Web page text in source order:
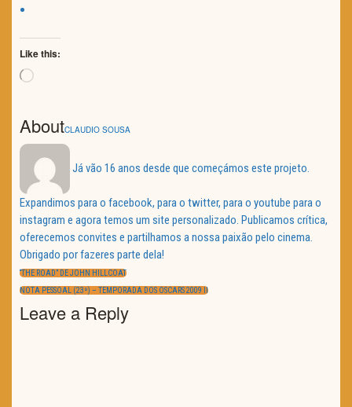
Like this:
Loading…
AboutCLAUDIO SOUSA
Já vão 16 anos desde que começámos este projeto.
Expandimos para o facebook, para o twitter, para o youtube para o
instagram e agora temos um site personalizado. Publicamos crítica,
oferecemos convites e partilhamos a nossa paixão pelo cinema.
Obrigado por fazeres parte dela!
Navegação
de
artigos
PREVIOUS
“THE ROAD” DE JOHN HILLCOAT
NEXT
NOTA PESSOAL (23ª) – TEMPORADA DOS OSCARS 2009 II
Leave a Reply